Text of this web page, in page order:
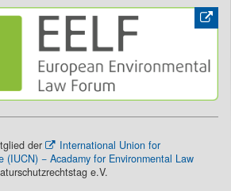
der
International Union for
(IUCN) − Acadamy for Environmental Law
e.V.